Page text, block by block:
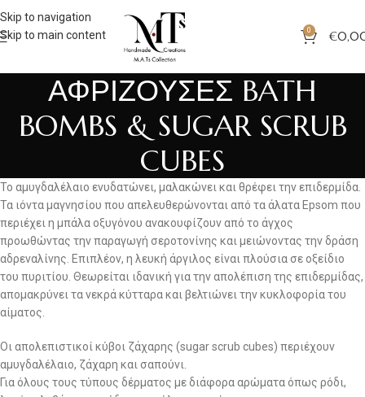
Skip to navigation
Skip to main content
0 €
ΑΦΡΙΖΟΥΣΕΣ BATH
BOMBS & SUGAR SCRUB
CUBES
Το αμυγδαλέλαιο ενυδατώνει, μαλακώνει και θρέφει την επιδερμίδα.
Τα ιόντα μαγνησίου που απελευθερώνονται από τα άλατα Epsom που
περιέχει η μπάλα οξυγόνου ανακουφίζουν από το άγχος
προωθώντας την παραγωγή σεροτονίνης και μειώνοντας την δράση
αδρεναλίνης. Επιπλέον, η λευκή άργιλος είναι πλούσια σε οξείδιο
του πυριτίου. Θεωρείται ιδανική για την απολέπιση της επιδερμίδας,
απομακρύνει τα νεκρά κύτταρα και βελτιώνει την κυκλοφορία του
αίματος.
Οι απολεπιστικοί κύβοι ζάχαρης (sugar scrub cubes) περιέχουν
αμυγδαλέλαιο, ζάχαρη και σαπούνι.
Για όλους τους τύπους δέρματος με διάφορα αρώματα όπως ρόδι,